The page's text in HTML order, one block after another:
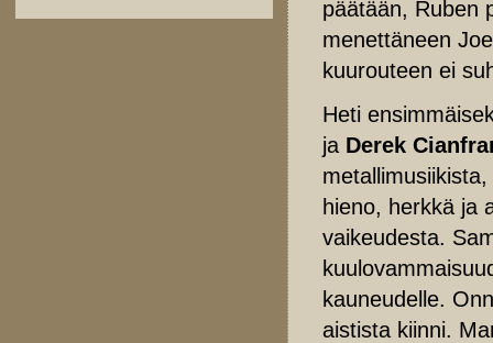
päätään, Ruben
menettäneen
kuurouteen ei
Heti
ja Derek
hieno, herkkä ja
vaikeudesta.
kauneudelle.
aistista kiinni.